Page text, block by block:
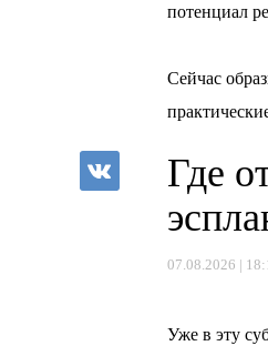
потенциал
Сейчас
Где
07.08.2026 |
Уже в эту